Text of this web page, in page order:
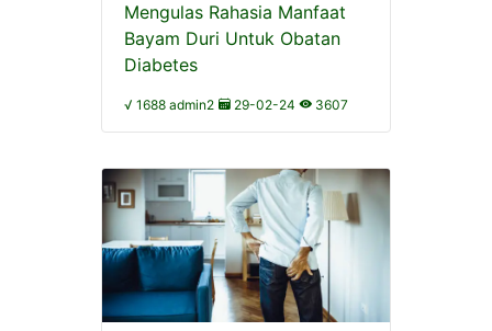
Mengulas Rahasia Manfaat
Bayam Duri Untuk Obatan
Diabetes
√ 1688 admin2 29-02-24 3607